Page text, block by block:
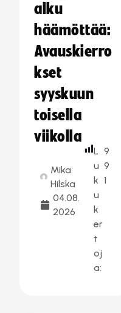
alku
häämöttää:
Avauskierro
kset
syyskuun
toisella
viikolla
Mika
Hilska
04.08.
2026
L
u
k
u
k
er
t
oj
a:
9
9
1